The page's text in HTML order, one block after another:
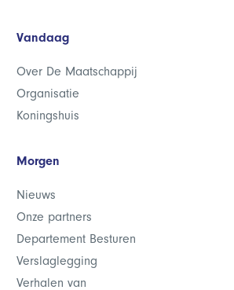
Vandaag
Over De Maatschappij
Organisatie
Koningshuis
Morgen
Nieuws
Onze partners
Departement Besturen
Verslaglegging
Verhalen van